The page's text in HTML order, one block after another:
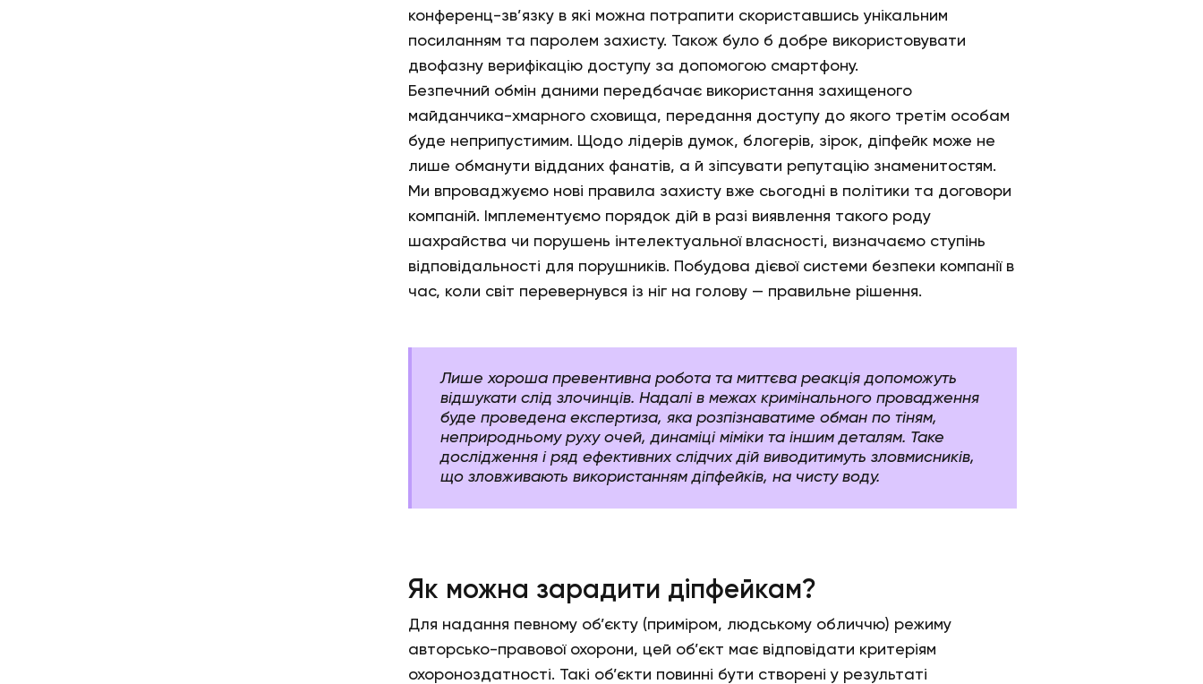
конференц-зв’язку в які можна потрапити скориставшись унікальним
посиланням та паролем захисту. Також було б добре використовувати
двофазну верифікацію доступу за допомогою смартфону.
Безпечний обмін даними передбачає використання захищеного
майданчика-хмарного сховища, передання доступу до якого третім особам
буде неприпустимим. Щодо лідерів думок, блогерів, зірок, діпфейк може не
лише обманути відданих фанатів, а й зіпсувати репутацію знаменитостям.
Ми впроваджуємо нові правила захисту вже сьогодні в політики та договори
компаній. Імплементуємо порядок дій в разі виявлення такого роду
шахрайства чи порушень інтелектуальної власності, визначаємо ступінь
відповідальності для порушників. Побудова дієвої системи безпеки компанії в
час, коли світ перевернувся із ніг на голову — правильне рішення.
Лише хороша превентивна робота та миттєва реакція допоможуть
відшукати слід злочинців. Надалі в межах кримінального провадження
буде проведена експертиза, яка розпізнаватиме обман по тіням,
неприродньому руху очей, динаміці міміки та іншим деталям. Таке
дослідження і ряд ефективних слідчих дій виводитимуть зловмисників,
що зловживають використанням діпфейків, на чисту воду.
Як можна зарадити діпфейкам?
Для надання певному об’єкту (приміром, людському обличчю) режиму
авторсько-правової охорони, цей об’єкт має відповідати критеріям
охороноздатності. Такі об’єкти повинні бути створені у результаті